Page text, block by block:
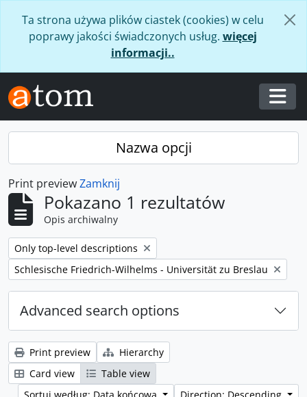
Ta strona używa plików ciastek (cookies) w celu
poprawy jakości świadczonych usług. więcej
informacji..
Nazwa opcji
Print previewZamknij
Pokazano 1 rezultatów
Opis archiwalny
Remove filter:
Only top-level descriptions
Remove filter:
Schlesische Friedrich-Wilhelms - Universität zu Breslau
Advanced search options
Print preview
Hierarchy
Card view
Table view